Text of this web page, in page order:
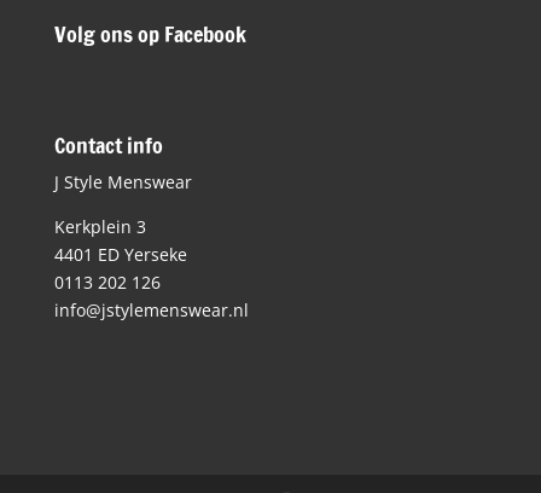
Volg ons op Facebook
Contact info
J Style Menswear
Kerkplein 3
4401 ED Yerseke
0113 202 126
info@jstylemenswear.nl